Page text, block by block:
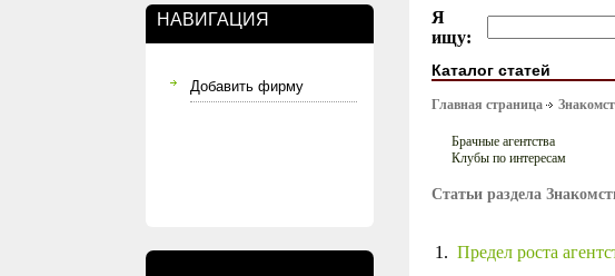
НАВИГАЦИЯ
Добавить фирму
Я
ищу:
Каталог статей
Главная страница
Брачные агентства
Клубы по интересам
Статьи раздела
1. Предел роста